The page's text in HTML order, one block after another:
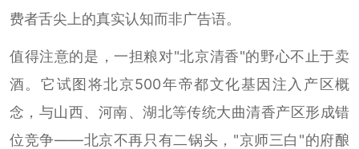
费者舌尖上的真实认知而非广告语。
值得注意的是，一担粮对"北京清香"的野心不止于卖
酒。它试图将北京500年帝都文化基因注入产区概
念，与山西、河南、湖北等传统大曲清香产区形成错
位竞争——北京不再只有二锅头，"京师三白"的府酿